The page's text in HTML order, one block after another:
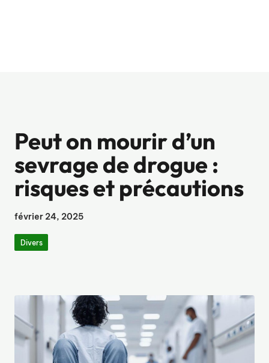
Peut on mourir d’un
sevrage de drogue :
risques et précautions
février 24, 2025
Divers